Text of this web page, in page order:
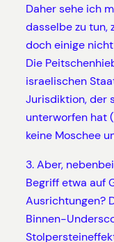
Daher sehe ich
dasselbe zu tun,
doch einige
Die
israelischen
Jurisdiktion, der
unterworfen hat
keine Moschee
3. Aber,
Begriff etwa auf
Ausrichtungen?
Binnen-